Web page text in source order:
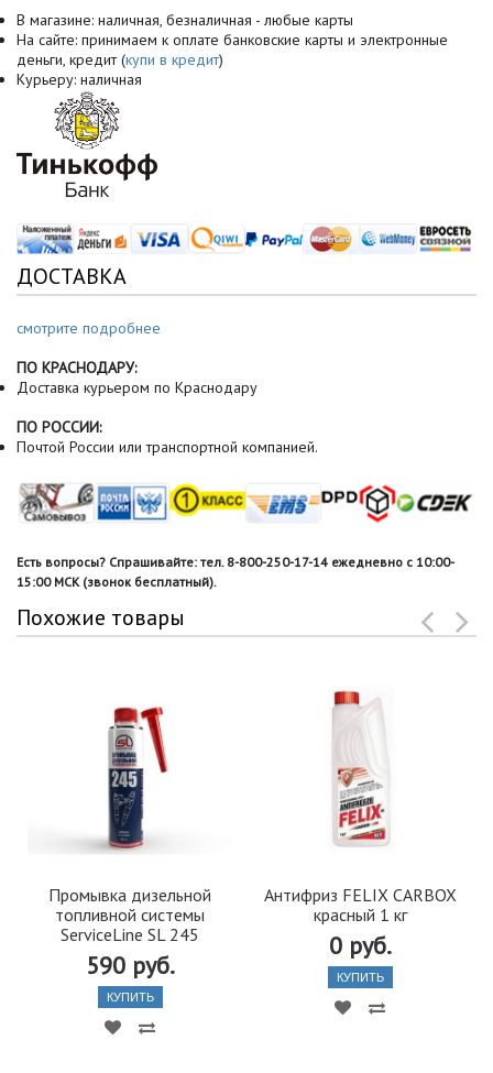
В магазине: наличная, безналичная - любые карты
На сайте: принимаем к оплате банковские карты и электронные
деньги, кредит (купи в кредит)
Курьеру: наличная
ДОСТАВКА
смотрите подробнее
ПО КРАСНОДАРУ:
Доставка курьером по Краснодару
ПО РОССИИ:
Почтой России или транспортной компанией.
Есть вопросы? Спрашивайте: тел. 8-800-250-17-14 ежедневно с 10:00-
15:00 МСК (звонок бесплатный).
Похожие товары
Промывка дизельной
топливной системы
ServiceLine SL 245
590 руб.
КУПИТЬ
Антифриз FELIX CARBOX
красный 1 кг
0 руб.
КУПИТЬ